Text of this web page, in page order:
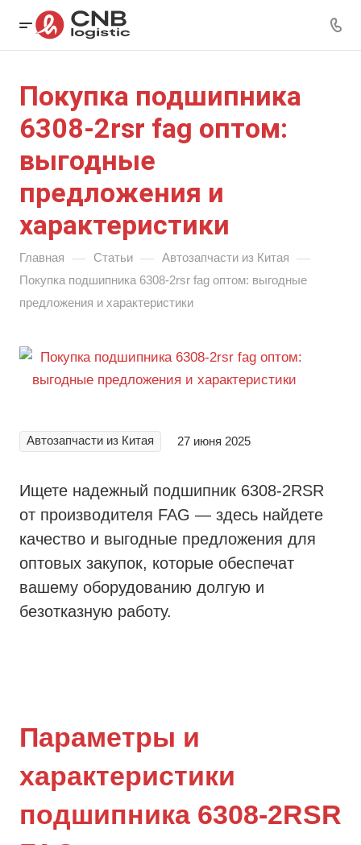
Покупка подшипника
6308-2rsr fag оптом:
выгодные
предложения и
характеристики
Главная — Статьи — Автозапчасти из Китая —
Покупка подшипника 6308-2rsr fag оптом: выгодные
предложения и характеристики
Автозапчасти из Китая 27 июня 2025
Ищете надежный подшипник 6308-2RSR
от производителя FAG — здесь найдете
качество и выгодные предложения для
оптовых закупок, которые обеспечат
вашему оборудованию долгую и
безотказную работу.
Параметры и
характеристики
подшипника 6308-2RSR